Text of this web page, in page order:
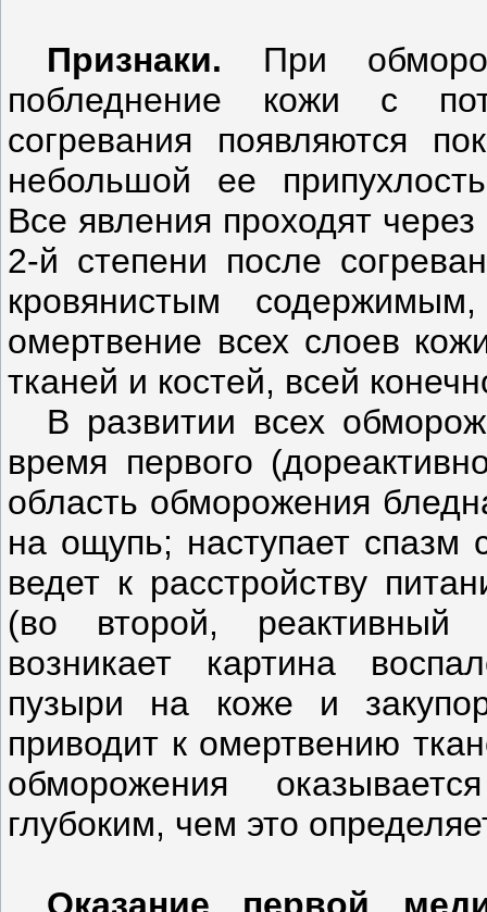
Признаки. При
побледнение кожи с
согревания появляются
небольшой ее
Все явления проходят
2-й степени после
кровянистым
омертвение всех слоев
тканей и костей, всей
В развитии всех
время первого
область обморожения
на ощупь; наступает спазм
ведет к расстройству
(во второй, реактивный
возникает картина
пузыри на коже и
приводит к омертвению
обморожения
глубоким, чем это